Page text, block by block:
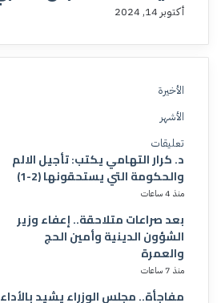
أكتوبر 14, 2024
الأخيرة
الأشهر
تعليقات
د. كرار التهامي يكتب: تأجيل الالم
والحكومة التي يستحقونها (2-1)
منذ 4 ساعات
بعد صراعات متلاحقة.. إعفاء وزير
الشؤون الدينية وأمين الحج
والعمرة
منذ 7 ساعات
مفاجأة.. مجلس الوزراء يشيد بالأداء